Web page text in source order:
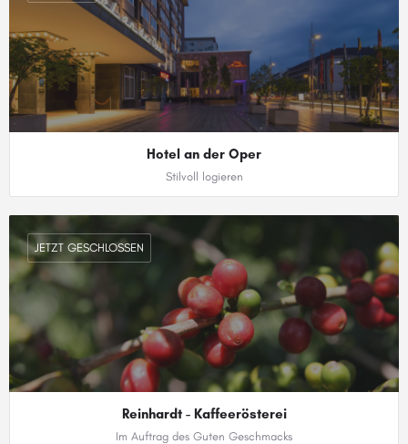
Hotel an der Oper
Stilvoll logieren
Reinhardt - Kaffeerösterei
Im Auftrag des Guten Geschmacks
JETZT GESCHLOSSEN